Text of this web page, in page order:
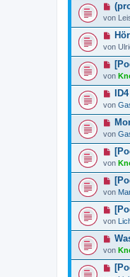
von
von
von
von
von
von
von
von
von